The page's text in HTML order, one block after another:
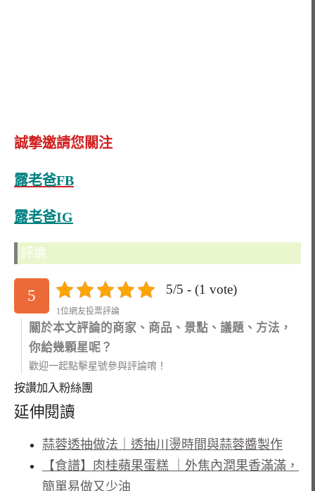
誠摯邀請您關注
露老爸FB
露老爸IG
評論
5 5/5 - (1 vote)
1位網友投票評論
關於本文評論的商家、商品、景點、議題、方法，
你給幾顆星呢？
歡迎一起點擊星號參與評論唷！
按讚加入粉絲團
延伸閱讀
蒜蓉透抽做法｜透抽川燙時間與蒜蓉醬製作
【食譜】肉桂蘋果蛋糕 ｜外焦內潤果香滿滿，
簡單易做又少油